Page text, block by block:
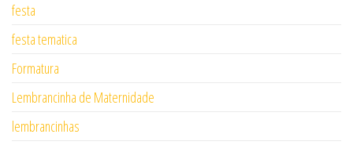
festa
festa tematica
Formatura
Lembrancinha de Maternidade
lembrancinhas